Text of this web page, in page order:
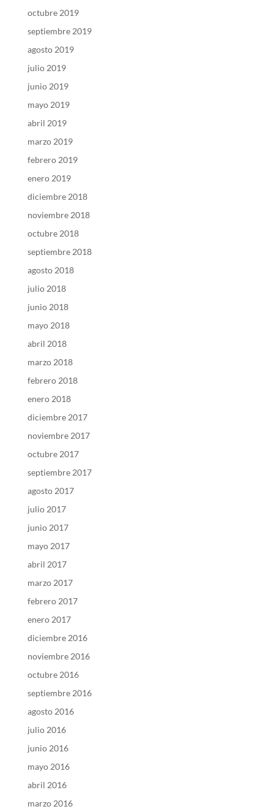
octubre 2019
septiembre 2019
agosto 2019
julio 2019
junio 2019
mayo 2019
abril 2019
marzo 2019
febrero 2019
enero 2019
diciembre 2018
noviembre 2018
octubre 2018
septiembre 2018
agosto 2018
julio 2018
junio 2018
mayo 2018
abril 2018
marzo 2018
febrero 2018
enero 2018
diciembre 2017
noviembre 2017
octubre 2017
septiembre 2017
agosto 2017
julio 2017
junio 2017
mayo 2017
abril 2017
marzo 2017
febrero 2017
enero 2017
diciembre 2016
noviembre 2016
octubre 2016
septiembre 2016
agosto 2016
julio 2016
junio 2016
mayo 2016
abril 2016
marzo 2016